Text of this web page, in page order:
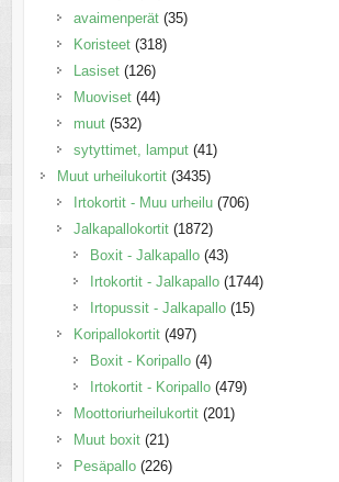
avaimenperät (35)
Koristeet (318)
Lasiset (126)
Muoviset (44)
muut (532)
sytyttimet, lamput (41)
Muut urheilukortit (3435)
Irtokortit - Muu urheilu (706)
Jalkapallokortit (1872)
Boxit - Jalkapallo (43)
Irtokortit - Jalkapallo (1744)
Irtopussit - Jalkapallo (15)
Koripallokortit (497)
Boxit - Koripallo (4)
Irtokortit - Koripallo (479)
Moottoriurheilukortit (201)
Muut boxit (21)
Pesäpallo (226)